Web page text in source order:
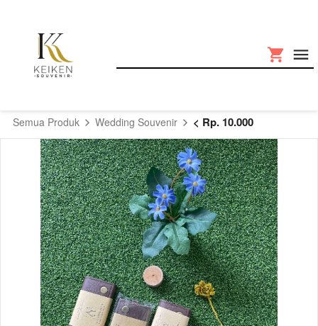
Semua Produk Wedding Souvenir < Rp. 10.000